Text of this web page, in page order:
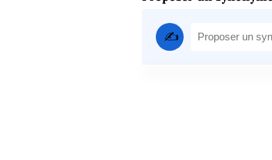
✍️